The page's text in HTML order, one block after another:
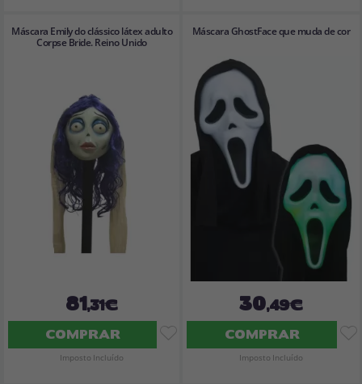
Máscara Emily do clássico látex adulto
Corpse Bride. Reino Unido
81,31€
COMPRAR
Imposto Incluído
Máscara GhostFace que muda de cor
30,49€
COMPRAR
Imposto Incluído